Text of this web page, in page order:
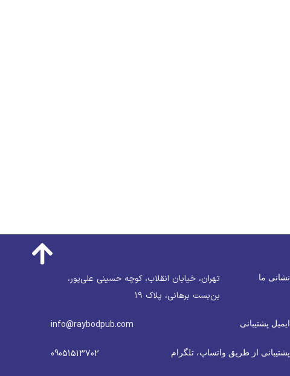
نشانی ما
تهران، خیابان انقلاب، کوچه حسینی علی‌پور،
بن‌بست برهانی، پلاک ۱۹
ایمیل پشتیبانی info@raybodpub.com
پشتیبانی از طریق واتساپ، تلگرام 09051513702